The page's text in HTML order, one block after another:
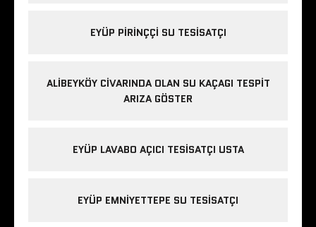
EYÜP PIRINÇÇI SU TESISATÇI
ALIBEYKÖY CIVARINDA OLAN SU KAÇAGI TESPIT
ARIZA GÖSTER
EYÜP LAVABO AÇICI TESISATÇI USTA
EYÜP EMNIYETTEPE SU TESISATÇI